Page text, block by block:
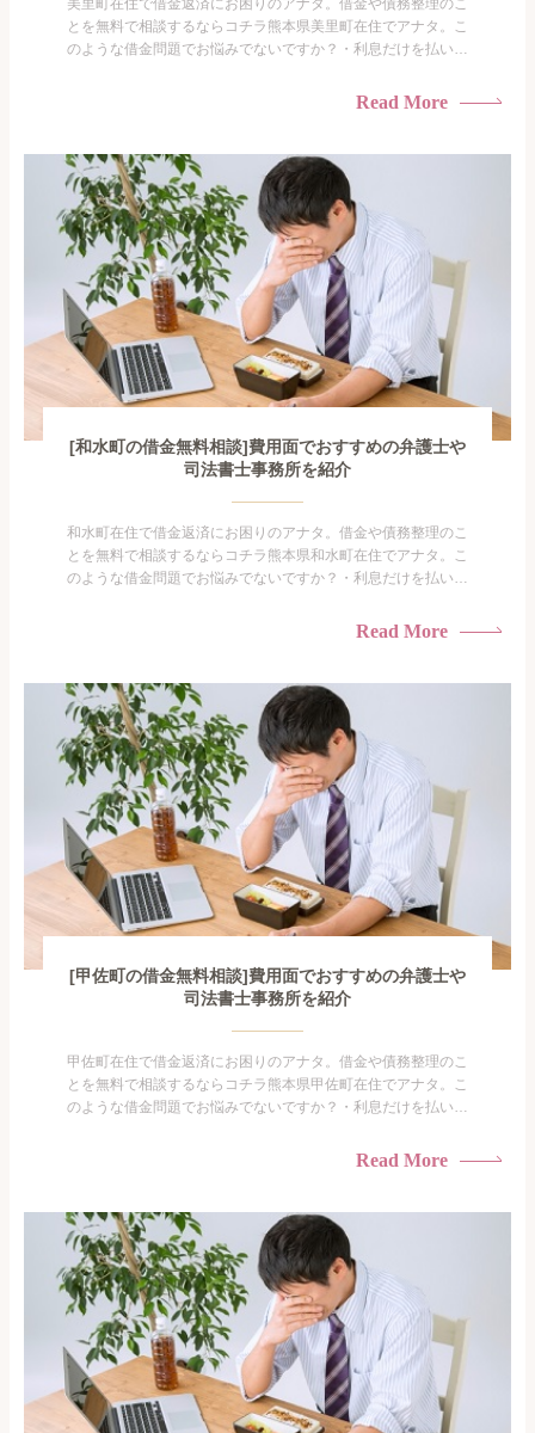
美里町在住で借金返済にお困りのアナタ。借金や債務整理のこ
とを無料で相談するならコチラ熊本県美里町在住でアナタ。こ
のような借金問題でお悩みでないですか？・利息だけを払い続
られたくない・借金の催促、取り立てで憂鬱になる。・闇金に
がありま...
Read More
[和水町の借金無料相談]費用面でおすすめの弁護士や
司法書士事務所を紹介
和水町在住で借金返済にお困りのアナタ。借金や債務整理のこ
とを無料で相談するならコチラ熊本県和水町在住でアナタ。こ
のような借金問題でお悩みでないですか？・利息だけを払い続
られたくない・借金の催促、取り立てで憂鬱になる。・闇金に
がありま...
Read More
[甲佐町の借金無料相談]費用面でおすすめの弁護士や
司法書士事務所を紹介
甲佐町在住で借金返済にお困りのアナタ。借金や債務整理のこ
とを無料で相談するならコチラ熊本県甲佐町在住でアナタ。こ
のような借金問題でお悩みでないですか？・利息だけを払い続
られたくない・借金の催促、取り立てで憂鬱になる。・闇金に
がありま...
Read More